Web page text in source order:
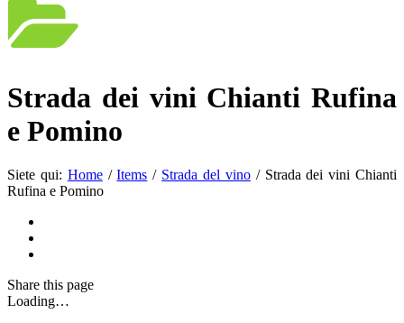
Strada dei vini Chianti Rufina
e Pomino
Siete qui: Home / Items / Strada del vino / Strada dei vini Chianti
Rufina e Pomino
Share this page
Loading…